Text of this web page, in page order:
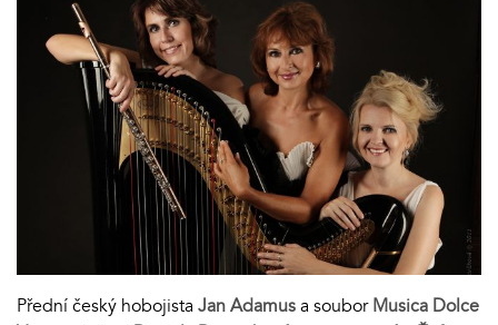
Přední český hobojistaJan Adamusa souborMusica Dolce